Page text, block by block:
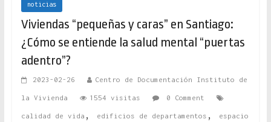
noticias
Viviendas “pequeñas y caras” en Santiago:
¿Cómo se entiende la salud mental “puertas
adentro”?
2023-02-26 Centro de Documentación Instituto de
la Vivienda 1554 visitas 0 Comment
calidad de vida , edificios de departamentos , espacio